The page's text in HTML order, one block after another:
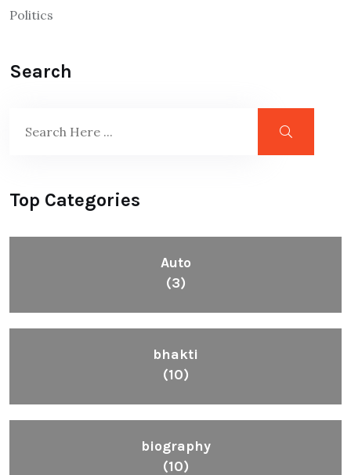
Politics
Search
Top Categories
Auto
(3)
bhakti
(10)
biography
(10)